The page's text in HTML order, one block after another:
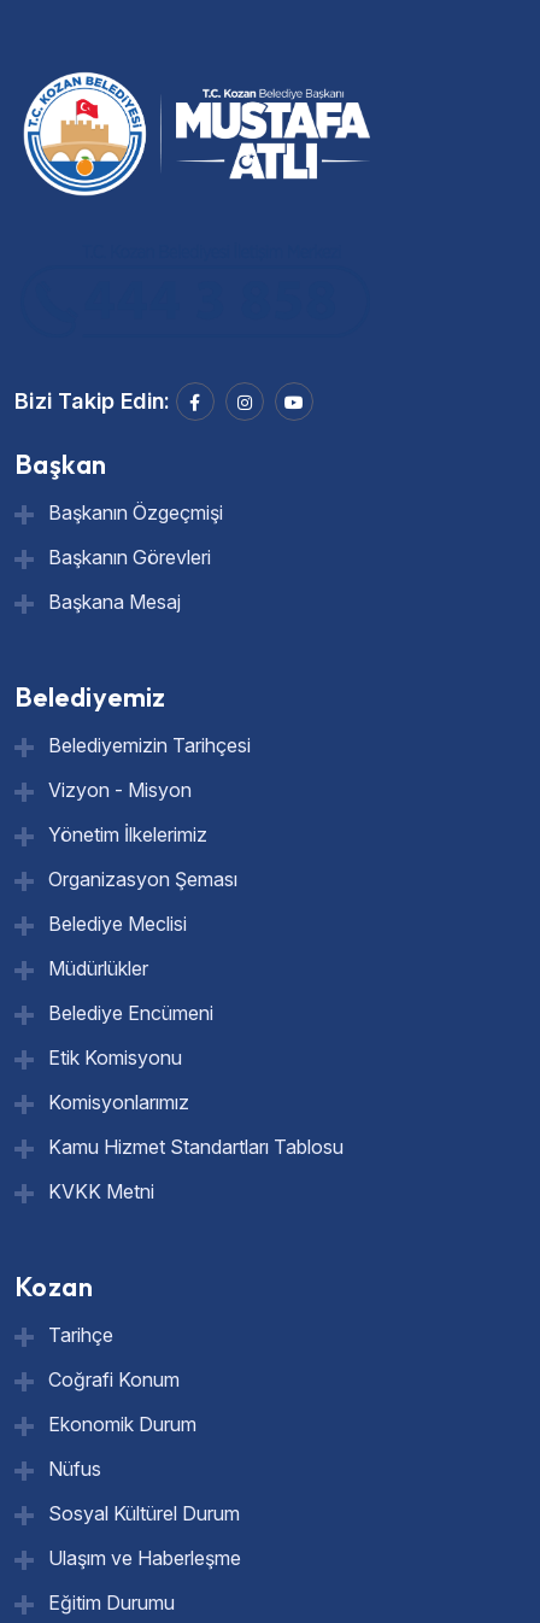
Bizi Takip Edin:
Başkan
Başkanın Özgeçmişi
Başkanın Görevleri
Başkana Mesaj
Belediyemiz
Belediyemizin Tarihçesi
Vizyon - Misyon
Yönetim İlkelerimiz
Organizasyon Şeması
Belediye Meclisi
Müdürlükler
Belediye Encümeni
Etik Komisyonu
Komisyonlarımız
Kamu Hizmet Standartları Tablosu
KVKK Metni
Kozan
Tarihçe
Coğrafi Konum
Ekonomik Durum
Nüfus
Sosyal Kültürel Durum
Ulaşım ve Haberleşme
Eğitim Durumu